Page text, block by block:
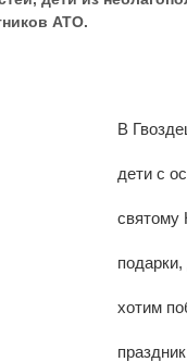
АТО.
В
дети с
святому
хотим